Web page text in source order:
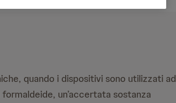
quando i dispositivi sono utilizzati ad
un’accertata sostanza